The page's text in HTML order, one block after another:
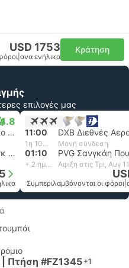
USD 1753
ανα ενήλικα
Κράτηση
επιλογές μας
4.8
DXB Διεθνές Αεροδρόμιο του Ντουμπάι
PVG Σανγκάη Πουντόνγκ Αεροδρόμιο
11:00
1η 10ώ 10λεπτά Μονή σύνδεση
01:10
+ 2 ημέρες Άφιξη στις Τρι, Αυγ 11
Συμπεριλαμβάνονται οι φόροι
Πτήση #FZ1345+1